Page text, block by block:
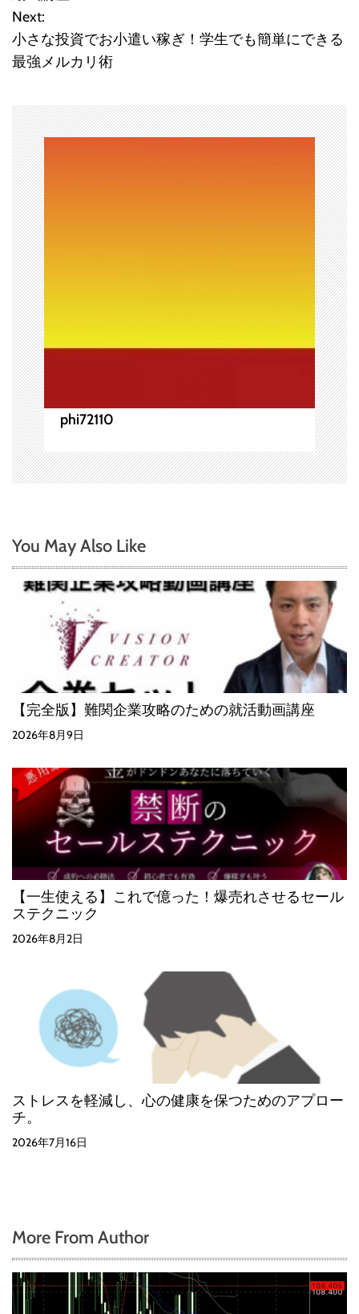
ナ
ビ
ー
シ
ョ
ン
Next:
小さな投資でお小遣い稼ぎ！学生でも簡単にできる
最強メルカリ術
phi72110
You May Also Like
【完全版】難関企業攻略のための就活動画講座
2026年8月9日
【一生使える】これで億った！爆売れさせるセール
ステクニック
2026年8月2日
ストレスを軽減し、心の健康を保つためのアプロー
チ。
2026年7月16日
More From Author